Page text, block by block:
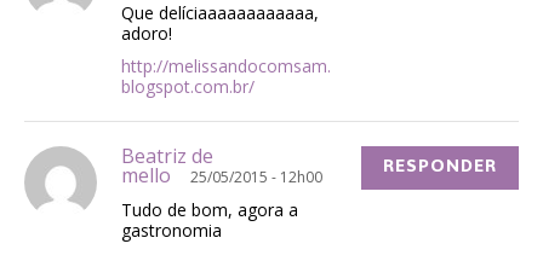
Que delíciaaaaaaaaaaaa,
adoro!
http://melissandocomsam.
blogspot.com.br/
Beatriz de
mello 25/05/2015 - 12h00
Tudo de bom, agora a
gastronomia
RESPONDER